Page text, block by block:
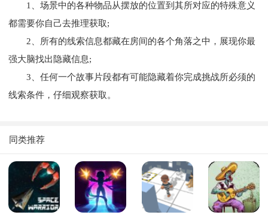
1、场景中的各种物品从摆放的位置到其所对应的特殊意义
都需要你自己去推理获取;
2、所有的线索信息都藏在房间的各个角落之中，展现你最
强大脑找出隐藏信息;
3、任何一个故事片段都有可能隐藏着你完成挑战所必须的
线索条件，仔细观察获取。
同类推荐